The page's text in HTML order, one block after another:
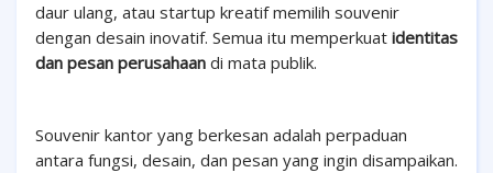
daur ulang, atau startup kreatif memilih souvenir
dengan desain inovatif. Semua itu memperkuat identitas
dan pesan perusahaan di mata publik.
Souvenir kantor yang berkesan adalah perpaduan
antara fungsi, desain, dan pesan yang ingin disampaikan.